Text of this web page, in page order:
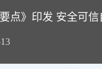
要点》印发 安全可